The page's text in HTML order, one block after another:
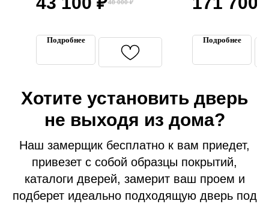
48 000 ₽
Подробнее Подробнее
Хотите установить дверь
не выходя из дома?
Наш замерщик бесплатно к вам приедет,
привезет с собой образцы покрытий,
каталоги дверей, замерит ваш проем и
подберет идеально подходящую дверь под
Подъездные двери
Перегородки на этаж
Технические двери
Термодвери в дом
Межкомнатные двери
Входные двери